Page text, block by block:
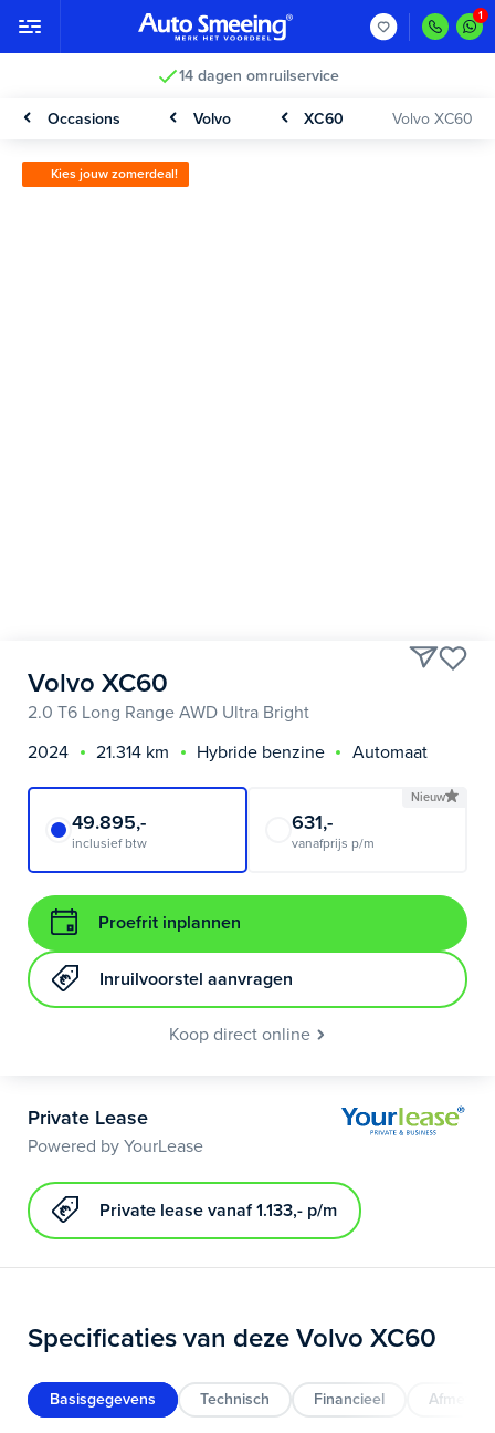
14 dagen omruilservice
Occasions Volvo XC60 Volvo XC60
Kies jouw zomerdeal!
Volvo XC60
2.0 T6 Long Range AWD Ultra Bright
2024
21.314 km Hybride benzine Automaat
49.895,-
inclusief btw
Nieuw
631,-
vanafprijs p/m
Proefrit inplannen
Inruilvoorstel aanvragen
Koop direct online
Private Lease
Powered by YourLease
Private lease vanaf 1.133,- p/m
Specificaties van deze Volvo XC60
Basisgegevens Technisch Financieel